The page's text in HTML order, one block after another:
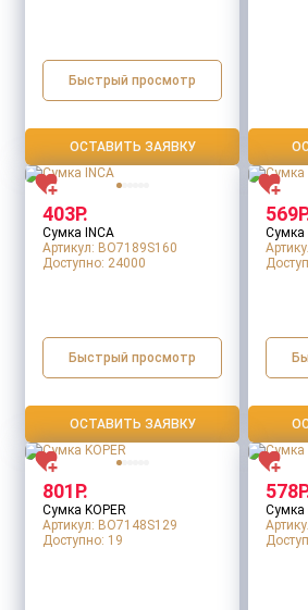
Быстрый просмотр
ОСТАВИТЬ ЗАЯВКУ
403Р.
Сумка INCA
Артикул: BO7189S160
Доступно: 24000
Быстрый просмотр
ОСТАВИТЬ ЗАЯВКУ
Сумка
801Р.
Сумка KOPER
Артикул: BO7148S129
Доступно: 19
Сумка